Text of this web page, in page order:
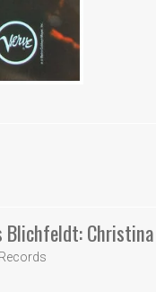
Blichfeldt: Christina